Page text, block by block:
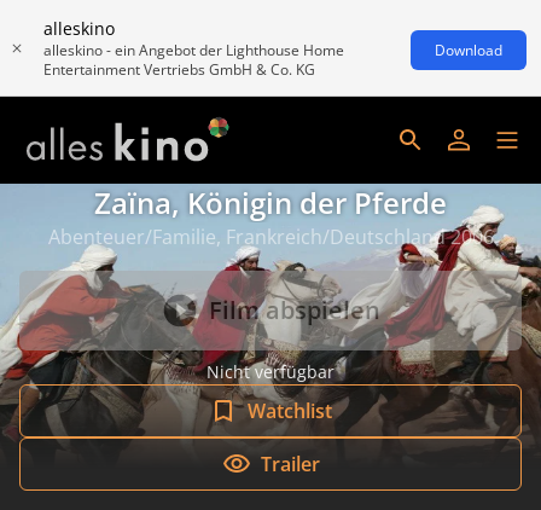
alleskino
alleskino - ein Angebot der Lighthouse Home
Entertainment Vertriebs GmbH & Co. KG
Download
Zaïna, Königin der Pferde
Abenteuer/Familie, Frankreich/Deutschland 2006
Film abspielen
Nicht verfügbar
Watchlist
Trailer